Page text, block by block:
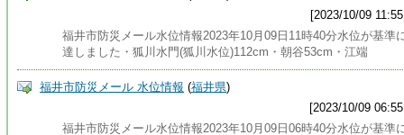
[2023/10/09
福井市防災メール水位情報2023年10月09日11時40分水位が基準
達しました・狐川水門(狐川水位)112cm・朝谷53cm・江端
福井市防災メール 水位情報 (福井県)
[2023/10/09
福井市防災メール水位情報2023年10月09日06時40分水位が基準